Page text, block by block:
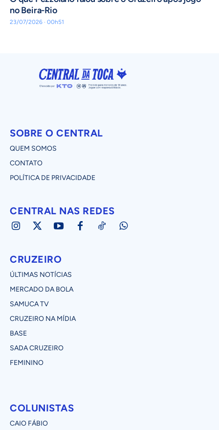
no Beira-Rio
23/07/2026 · 00h51
SOBRE O CENTRAL
QUEM SOMOS
CONTATO
POLÍTICA DE PRIVACIDADE
CENTRAL NAS REDES
CRUZEIRO
ÚLTIMAS NOTÍCIAS
MERCADO DA BOLA
SAMUCA TV
CRUZEIRO NA MÍDIA
BASE
SADA CRUZEIRO
FEMININO
COLUNISTAS
CAIO FÁBIO